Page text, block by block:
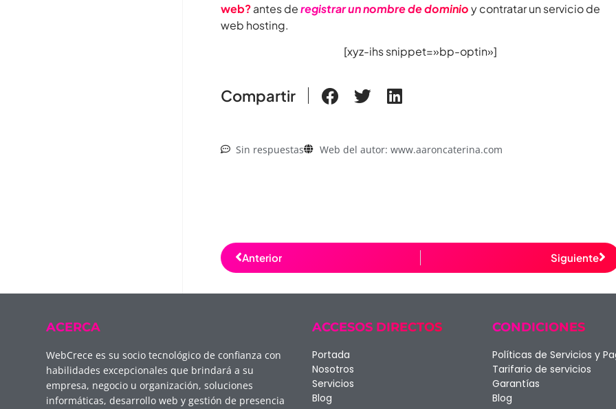
web?antes deregistrar un nombre de dominioy contratar un servicio de
web hosting.
[xyz-ihs snippet=»bp-optin»]
Compartir
Sin respuestas Web del autor: www.aaroncaterina.com
Anterior Siguiente
ACERCA
WebCrece es su socio tecnológico de confianza con
habilidades excepcionales que brindará a su
empresa, negocio u organización, soluciones
informáticas, desarrollo web y gestión de presencia
ACCESOS DIRECTOS
Portada
Nosotros
Servicios
Blog
CONDICIONES
Políticas de Servicios y
Tarifario de servicios
Garantías
Blog